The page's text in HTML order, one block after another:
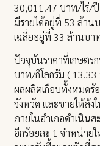
30,011.47 บาท/ไร่/
มีรายได้อยู่ที่ 53 ล้าน
เฉลี่ยอยู่ที่ 33 ล้านบา
ปัจจุบันราคาที่เกษตร
บาท/กิโลกรัม (
ผลผลิตเกือบทั้งหมดร้
จังหวัด และขายให้ล้ง
ภายในอำเภอดำเนิน
อีกร้อยละ 1 จำหน่าย